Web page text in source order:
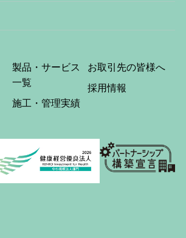
製品・サービス
一覧
施工・管理実績
お取引先の皆様へ
採用情報